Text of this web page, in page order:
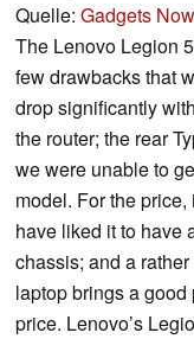
Quelle: Gadgets Now
The Lenovo Legion
few drawbacks that
drop significantly
the router; the rear
we were unable to
model. For the
have liked it to have
chassis; and a
laptop brings a
price. Lenovo’s